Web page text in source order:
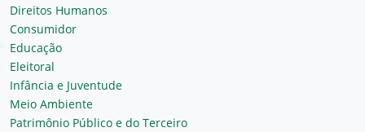
Direitos Humanos
Consumidor
Educação
Eleitoral
Infância e Juventude
Meio Ambiente
Patrimônio Público e do Terceiro